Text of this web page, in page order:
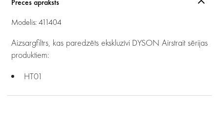
Preces apraksts
Modelis: 411404
Aizsargfiltrs, kas paredzēts ekskluzīvi DYSON Airstrait sērijas
produktiem:
HT01